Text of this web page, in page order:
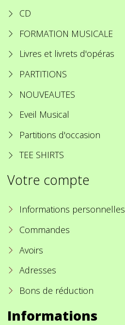
CD
FORMATION MUSICALE
Livres et livrets d'opéras
PARTITIONS
NOUVEAUTES
Eveil Musical
Partitions d'occasion
TEE SHIRTS
Votre compte
Informations personnelles
Commandes
Avoirs
Adresses
Bons de réduction
Informations